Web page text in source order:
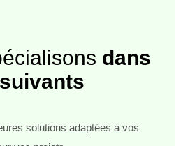
dans
solutions adaptées à vos